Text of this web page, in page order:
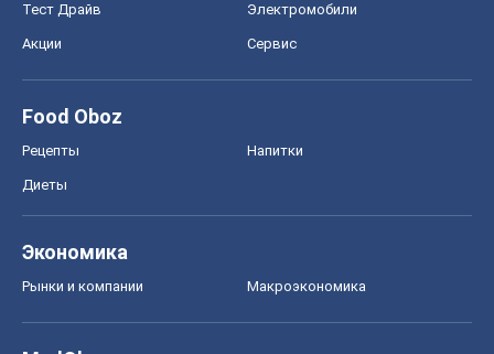
Тест Драйв Электромобили
Акции Сервис
Food Oboz
Рецепты Напитки
Диеты
Экономика
Рынки и компании Mакроэкономика